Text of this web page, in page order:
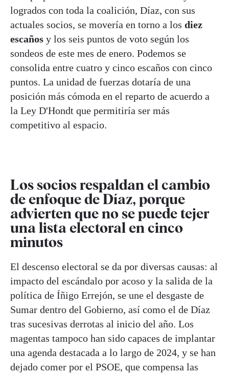
logrados con toda la coalición, Díaz, con sus
actuales socios, se movería en torno a los diez
escaños y los seis puntos de voto según los
sondeos de este mes de enero. Podemos se
consolida entre cuatro y cinco escaños con cinco
puntos. La unidad de fuerzas dotaría de una
posición más cómoda en el reparto de acuerdo a
la Ley D'Hondt que permitiría ser más
competitivo al espacio.
Los socios respaldan el cambio
de enfoque de Díaz, porque
advierten que no se puede tejer
una lista electoral en cinco
minutos
El descenso electoral se da por diversas causas: al
impacto del escándalo por acoso y la salida de la
política de Íñigo Errejón, se une el desgaste de
Sumar dentro del Gobierno, así como el de Díaz
tras sucesivas derrotas al inicio del año. Los
magentas tampoco han sido capaces de implantar
una agenda destacada a lo largo de 2024, y se han
dejado comer por el PSOE, que compensa las